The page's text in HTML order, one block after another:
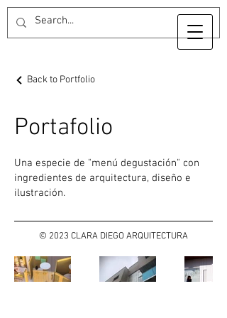
Back to Portfolio
Portafolio
Una especie de "menú degustación" con
ingredientes de arquitectura, diseño e
ilustración.
© 2023 CLARA DIEGO ARQUITECTURA